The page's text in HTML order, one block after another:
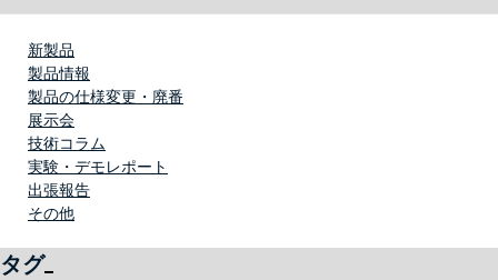
新製品
製品情報
製品の仕様変更・廃番
展示会
技術コラム
実験・デモレポート
出張報告
その他
タグ